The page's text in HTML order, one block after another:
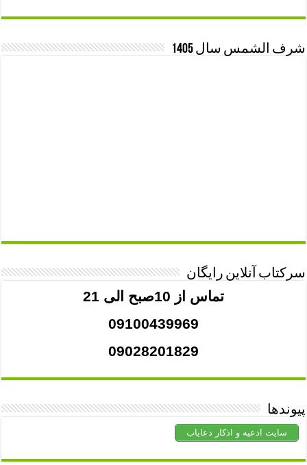
شرف الشمس سال 1405
سرکتاب آنلاین رایگان
تماس از 10صبح الی 21
09100439969
09028201829
پیوندها
سایت ادعیه و اذکار دعایاب